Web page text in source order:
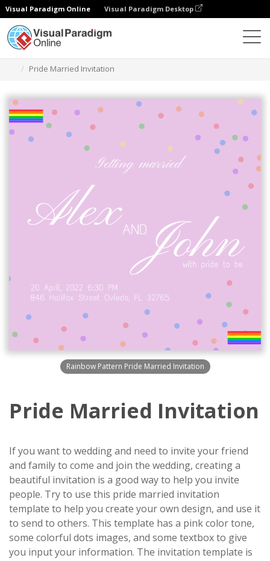
Visual Paradigm Online Visual Paradigm Desktop
Pride Married Invitation
Rainbow Pattern Pride Married Invitation
Pride Married Invitation
If you want to wedding and need to invite your friend
and family to come and join the wedding, creating a
beautiful invitation is a good way to help you invite
people. Try to use this pride married invitation
template to help you create your own design, and use it
to send to others. This template has a pink color tone,
some colorful dots images, and some textbox to give
you input your information. The invitation template is